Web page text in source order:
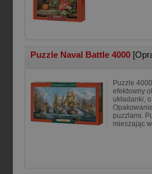
Puzzle Naval Battle 4000
Puzzle
efektowny
układanki,
puzzlami.
mieszając